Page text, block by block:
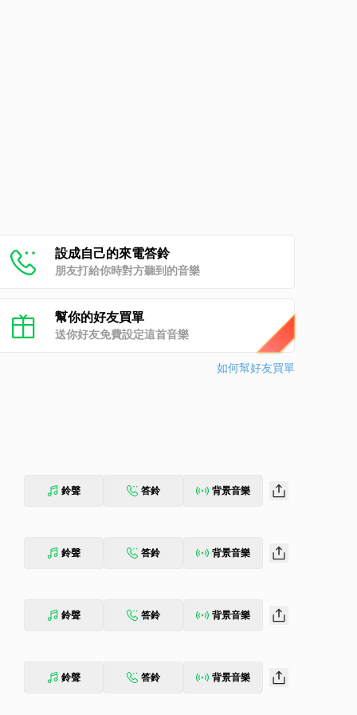
設成自己的來電答鈴
朋友打給你時對方聽到的音樂
幫你的好友買單
送你好友免費設定這首音樂
如何幫好友買單
鈴聲 答鈴 背景音樂
鈴聲 答鈴 背景音樂
鈴聲 答鈴 背景音樂
鈴聲 答鈴 背景音樂